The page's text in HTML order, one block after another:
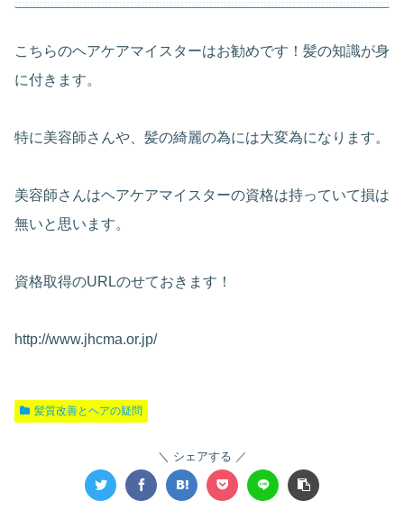
こちらのヘアケアマイスターはお勧めです！髪の知識が身
に付きます。
特に美容師さんや、髪の綺麗の為には大変為になります。
美容師さんはヘアケアマイスターの資格は持っていて損は
無いと思います。
資格取得のURLのせておきます！
http://www.jhcma.or.jp/
髪質改善とヘアの疑問
シェアする